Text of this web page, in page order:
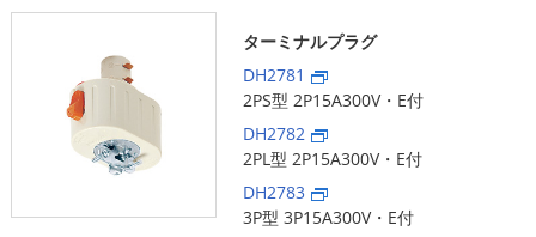
ターミナルプラグ
DH2781
2PS型 2P15A300V・E付
DH2782
2PL型 2P15A300V・E付
DH2783
3P型 3P15A300V・E付